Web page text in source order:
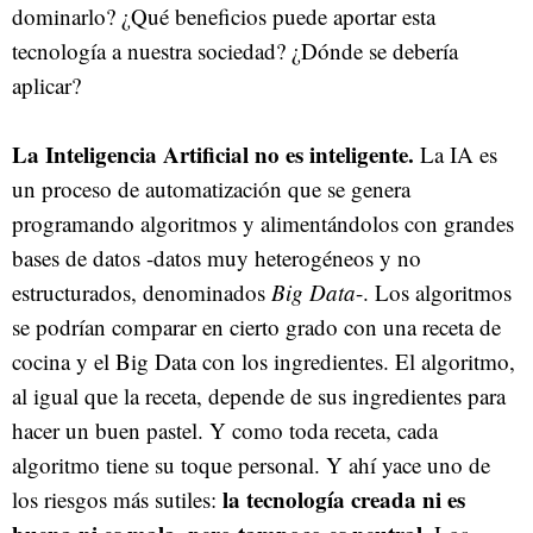
dominarlo? ¿Qué beneficios puede aportar esta
tecnología a nuestra sociedad? ¿Dónde se debería
aplicar?
La Inteligencia Artificial no es inteligente. La IA es
un proceso de automatización que se genera
programando algoritmos y alimentándolos con grandes
bases de datos -datos muy heterogéneos y no
estructurados, denominados Big Data-. Los algoritmos
se podrían comparar en cierto grado con una receta de
cocina y el Big Data con los ingredientes. El algoritmo,
al igual que la receta, depende de sus ingredientes para
hacer un buen pastel. Y como toda receta, cada
algoritmo tiene su toque personal. Y ahí yace uno de
los riesgos más sutiles: la tecnología creada ni es